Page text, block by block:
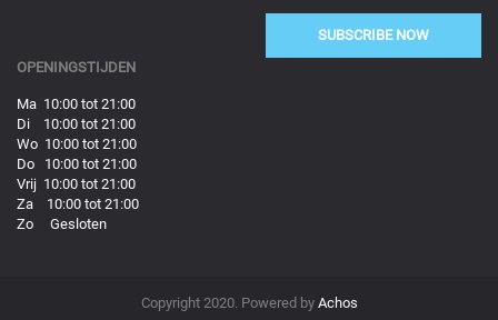
SUBSCRIBE NOW
OPENINGSTIJDEN
Ma 10:00 tot 21:00
Di 10:00 tot 21:00
Wo 10:00 tot 21:00
Do 10:00 tot 21:00
Vrij 10:00 tot 21:00
Za 10:00 tot 21:00
Zo Gesloten
Copyright 2020. Powered by Achos